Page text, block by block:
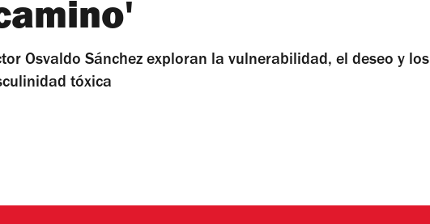
Osvaldo Sánchez exploran la vulnerabilidad, el deseo y los
tóxica